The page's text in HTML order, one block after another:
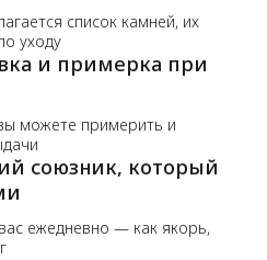
список камней, их
уходу
и примерка при
можете примерить и
союзник, который
ежедневно — как якорь,